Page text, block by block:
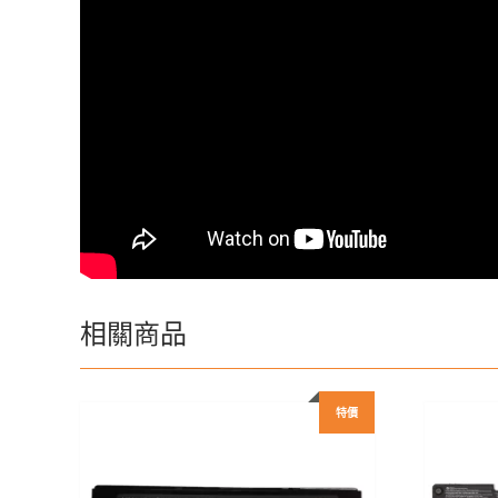
相關商品
特價